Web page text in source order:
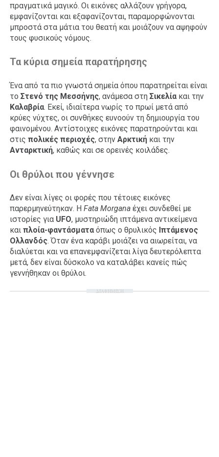
πραγματικά μαγικό. Οι εικόνες αλλάζουν γρήγορα,
εμφανίζονται και εξαφανίζονται, παραμορφώνονται
μπροστά στα μάτια του θεατή και μοιάζουν να αψηφούν
τους φυσικούς νόμους.
Τα κύρια σημεία παρατήρησης
Ένα από τα πιο γνωστά σημεία όπου παρατηρείται είναι
το Στενό της Μεσσήνης, ανάμεσα στη Σικελία και την
Καλαβρία. Εκεί, ιδιαίτερα νωρίς το πρωί μετά από
κρύες νύχτες, οι συνθήκες ευνοούν τη δημιουργία του
φαινομένου. Αντίστοιχες εικόνες παρατηρούνται και
στις πολικές περιοχές, στην Αρκτική και την
Ανταρκτική, καθώς και σε ορεινές κοιλάδες.
Οι θρύλοι που γέννησε
Δεν είναι λίγες οι φορές που τέτοιες εικόνες
παρερμηνεύτηκαν. Η Fata Morgana έχει συνδεθεί με
ιστορίες για UFO, μυστηριώδη ιπτάμενα αντικείμενα
και πλοία-φαντάσματα όπως ο θρυλικός Ιπτάμενος
Ολλανδός. Όταν ένα καράβι μοιάζει να αιωρείται, να
διαλύεται και να επανεμφανίζεται λίγα δευτερόλεπτα
μετά, δεν είναι δύσκολο να καταλάβει κανείς πώς
γεννήθηκαν οι θρύλοι.
ΔΙΑΦΗΜΙΣΗ